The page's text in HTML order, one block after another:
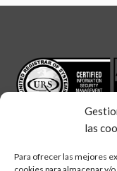
las
Para ofrecer las mejores